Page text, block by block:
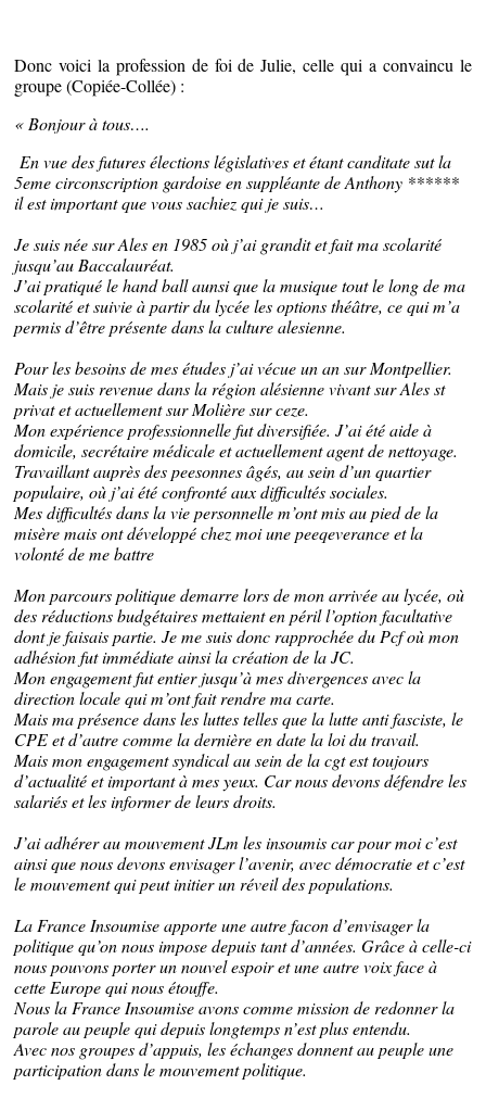
Donc voici la profession de foi de Julie, celle qui a convaincu le
groupe (Copiée-Collée) :
« Bonjour à tous….
En vue des futures élections législatives et étant canditate sut la
5eme circonscription gardoise en suppléante de Anthony ******
il est important que vous sachiez qui je suis…
Je suis née sur Ales en 1985 où j’ai grandit et fait ma scolarité
jusqu’au Baccalauréat.
J’ai pratiqué le hand ball aunsi que la musique tout le long de ma
scolarité et suivie à partir du lycée les options théâtre, ce qui m’a
permis d’être présente dans la culture alesienne.
Pour les besoins de mes études j’ai vécue un an sur Montpellier.
Mais je suis revenue dans la région alésienne vivant sur Ales st
privat et actuellement sur Molière sur ceze.
Mon expérience professionnelle fut diversifiée. J’ai été aide à
domicile, secrétaire médicale et actuellement agent de nettoyage.
Travaillant auprès des peesonnes âgés, au sein d’un quartier
populaire, où j’ai été confronté aux difficultés sociales.
Mes difficultés dans la vie personnelle m’ont mis au pied de la
misère mais ont développé chez moi une peeqeverance et la
volonté de me battre
Mon parcours politique demarre lors de mon arrivée au lycée, où
des réductions budgétaires mettaient en péril l’option facultative
dont je faisais partie. Je me suis donc rapprochée du Pcf où mon
adhésion fut immédiate ainsi la création de la JC.
Mon engagement fut entier jusqu’à mes divergences avec la
direction locale qui m’ont fait rendre ma carte.
Mais ma présence dans les luttes telles que la lutte anti fasciste, le
CPE et d’autre comme la dernière en date la loi du travail.
Mais mon engagement syndical au sein de la cgt est toujours
d’actualité et important à mes yeux. Car nous devons défendre les
salariés et les informer de leurs droits.
J’ai adhérer au mouvement JLm les insoumis car pour moi c’est
ainsi que nous devons envisager l’avenir, avec démocratie et c’est
le mouvement qui peut initier un réveil des populations.
La France Insoumise apporte une autre facon d’envisager la
politique qu’on nous impose depuis tant d’années. Grâce à celle-ci
nous pouvons porter un nouvel espoir et une autre voix face à
cette Europe qui nous étouffe.
Nous la France Insoumise avons comme mission de redonner la
parole au peuple qui depuis longtemps n’est plus entendu.
Avec nos groupes d’appuis, les échanges donnent au peuple une
participation dans le mouvement politique.